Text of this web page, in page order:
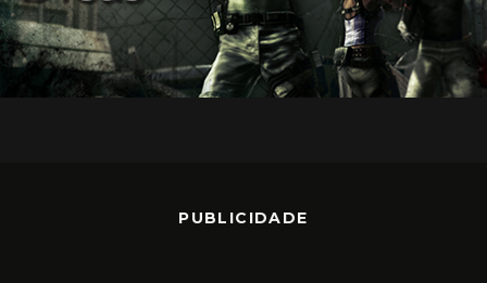
PUBLICIDADE